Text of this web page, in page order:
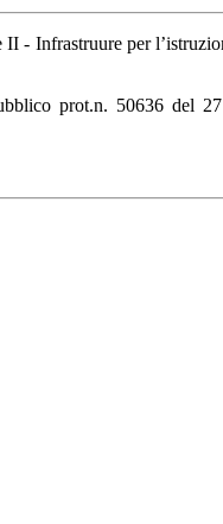
- Infrastruure per
prot.n. 50636 del